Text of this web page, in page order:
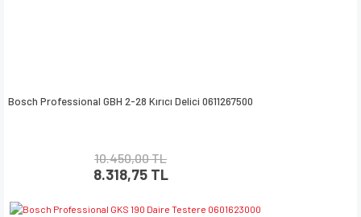
Bosch Professional GBH 2-28 Kırıcı Delici 0611267500
10.450,00 TL
8.318,75 TL